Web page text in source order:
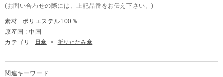
(お問い合わせの際には、上記品番をお伝え下さい。)
素材 : ポリエステル100％
原産国 : 中国
カテゴリ : 日傘 > 折りたたみ傘
関連キーワード